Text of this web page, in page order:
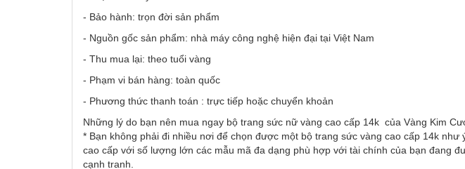
- Bảo hành: trọn đời sản phẩm
- Nguồn gốc sản phẩm: nhà máy công nghệ hiện đại tại Việt Nam
- Thu mua lại: theo tuổi vàng
- Phạm vi bán hàng: toàn quốc
- Phương thức thanh toán : trực tiếp hoặc chuyển khoản
Những lý do bạn nên mua ngay bộ trang sức nữ vàng cao cấp 14k của Vàng Kim
* Bạn không phải đi nhiều nơi để chọn được một bộ trang sức vàng cao cấp 14k
cao cấp với số lượng lớn các mẫu mã đa dạng phù hợp với tài chính của bạn đang
cạnh tranh.